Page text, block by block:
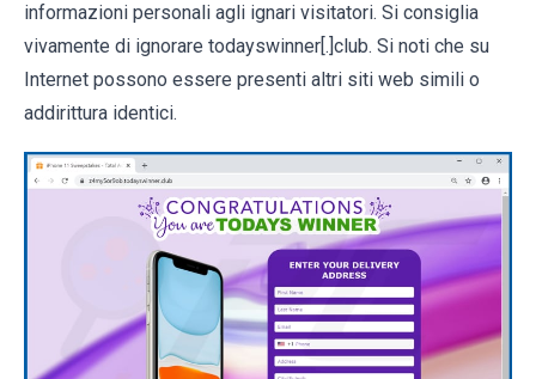
informazioni personali agli ignari visitatori. Si consiglia
vivamente di ignorare todayswinner[.]club. Si noti che su
Internet possono essere presenti altri siti web simili o
addirittura identici.